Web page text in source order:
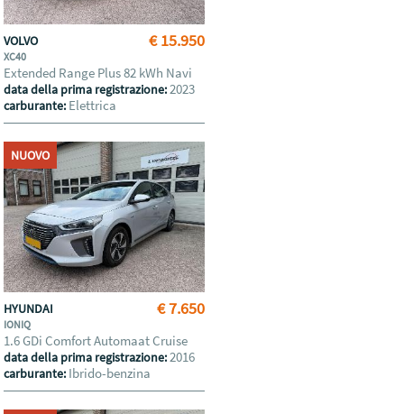
€ 15.950
VOLVO
XC40
Extended Range Plus 82 kWh Navi
data della prima registrazione:2023
carburante: Elettrica
NUOVO
€ 7.650
HYUNDAI
IONIQ
1.6 GDi Comfort Automaat Cruise
data della prima registrazione:2016
carburante: Ibrido-benzina